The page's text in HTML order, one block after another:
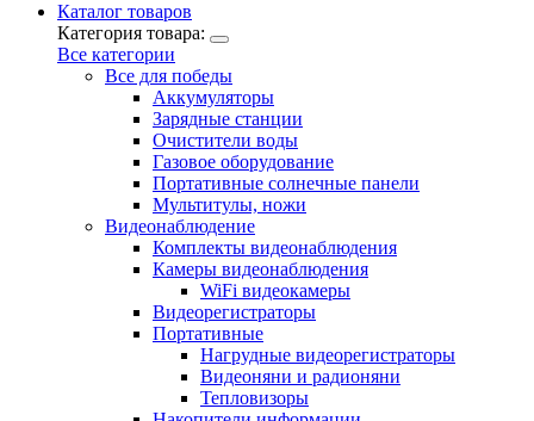
Каталог товаров
Категория товара:
Все категории
Все для победы
Аккумуляторы
Зарядные станции
Очистители воды
Газовое оборудование
Портативные солнечные панели
Мультитулы, ножи
Видеонаблюдение
Комплекты видеонаблюдения
Камеры видеонаблюдения
WiFi видеокамеры
Видеорегистраторы
Портативные
Нагрудные видеорегистраторы
Видеоняни и радионяни
Тепловизоры